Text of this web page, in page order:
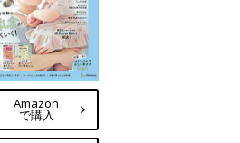
Amazon
で購入